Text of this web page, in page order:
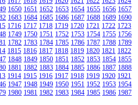
1650 1651 1652 1653 1654 1655 1656 1657
1683 1684 1685 1686 1687 1688 1689 1690
1716 1717 1718 1719 1720 1721 1722 1723
1749 1750 1751 1752 1753 1754 1755 1756
1782 1783 1784 1785 1786 1787 1788 1789
1815 1816 1817 1818 1819 1820 1821 1822
1848 1849 1850 1851 1852 1853 1854 1855
1881 1882 1883 1884 1885 1886 1887 1888
1914 1915 1916 1917 1918 1919 1920 1921
1947 1948 1949 1950 1951 1952 1953 1954
1980 1981 1982 1983 1984 1985 1986 1987